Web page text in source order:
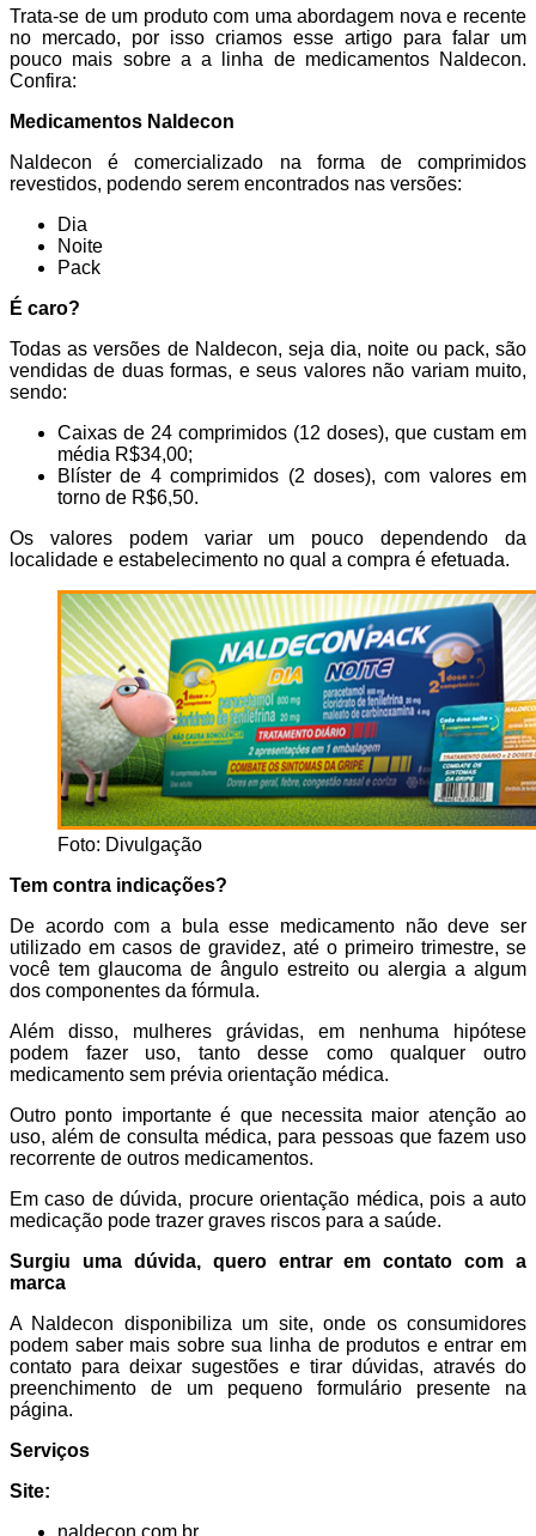
Trata-se de um produto com uma abordagem nova e recente
no mercado, por isso criamos esse artigo para falar um
pouco mais sobre a a linha de medicamentos Naldecon.
Confira:
Medicamentos Naldecon
Naldecon é comercializado na forma de comprimidos
revestidos, podendo serem encontrados nas versões:
Dia
Noite
Pack
É caro?
Todas as versões de Naldecon, seja dia, noite ou pack, são
vendidas de duas formas, e seus valores não variam muito,
sendo:
Caixas de 24 comprimidos (12 doses), que custam em
média R$34,00;
Blíster de 4 comprimidos (2 doses), com valores em
torno de R$6,50.
Os valores podem variar um pouco dependendo da
localidade e estabelecimento no qual a compra é efetuada.
Foto: Divulgação
Tem contra indicações?
De acordo com a bula esse medicamento não deve ser
utilizado em casos de gravidez, até o primeiro trimestre, se
você tem glaucoma de ângulo estreito ou alergia a algum
dos componentes da fórmula.
Além disso, mulheres grávidas, em nenhuma hipótese
podem fazer uso, tanto desse como qualquer outro
medicamento sem prévia orientação médica.
Outro ponto importante é que necessita maior atenção ao
uso, além de consulta médica, para pessoas que fazem uso
recorrente de outros medicamentos.
Em caso de dúvida, procure orientação médica, pois a auto
medicação pode trazer graves riscos para a saúde.
Surgiu uma dúvida, quero entrar em contato com a
marca
A Naldecon disponibiliza um site, onde os consumidores
podem saber mais sobre sua linha de produtos e entrar em
contato para deixar sugestões e tirar dúvidas, através do
preenchimento de um pequeno formulário presente na
página.
Serviços
Site: